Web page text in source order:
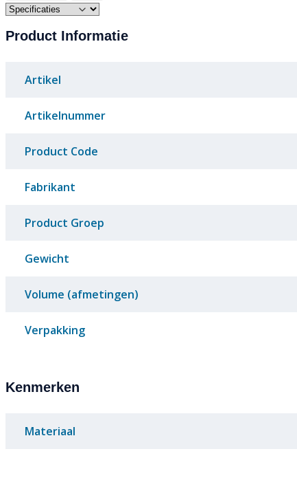
Product Informatie
Artikel
Artikelnummer
Product Code
Fabrikant
Product Groep
Gewicht
Volume (afmetingen)
Verpakking
Kenmerken
Materiaal